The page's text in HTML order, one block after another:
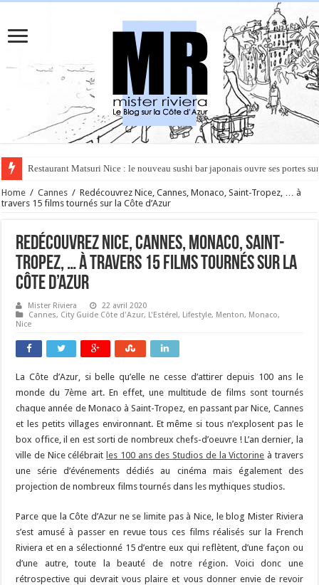
Rüya à Cannes : le restaurant éphémère de l’Hôtel Carlton pour un
Home / Cannes / Redécouvrez Nice, Cannes, Monaco, Saint-Tropez, … à
travers 15 films tournés sur la Côte d’Azur
Redécouvrez Nice, Cannes, Monaco, Saint-
Tropez, … à travers 15 films tournés sur la
Côte d’Azur
Mister Riviera
22 avril 2020
Cannes, City Guide Côte d'Azur, L'Estérel, Lifestyle, Menton, Monaco,
Nice
La Côte d’Azur, si belle qu’elle ne cesse d’attirer depuis 100 ans le
monde du 7ème art. En effet, une multitude de films sont tournés
chaque année de Monaco à Saint-Tropez, en passant par Nice, Cannes
et les petits villages environnant. Et même si tous n’explosent pas le
box office, il en est sorti de nombreux chefs-d’oeuvre ! L’an dernier, la
ville de Nice célébrait les 100 ans des Studios de la Victorine à travers
une série d’événements dédiés au cinéma mais également des
projection de nombreux films tournés dans les mythiques studios.
Parce que la Côte d’Azur ne se limite pas à Nice, le blog Mister Riviera
s’est amusé à passer en revue tous ces films réalisés sur la French
Riviera et en a sélectionné 15 d’entre eux qui reflètent, d’une façon ou
d’une autre, toute la beauté de notre région. Voici donc une
rétrospective qui devrait vous plaire et vous donner envie de revoir